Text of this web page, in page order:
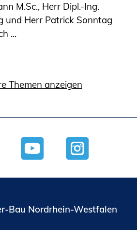
M.Sc., Herr Dipl.-Ing.
und Herr Patrick Sonntag
...
Themen anzeigen
Bau Nordrhein-Westfalen